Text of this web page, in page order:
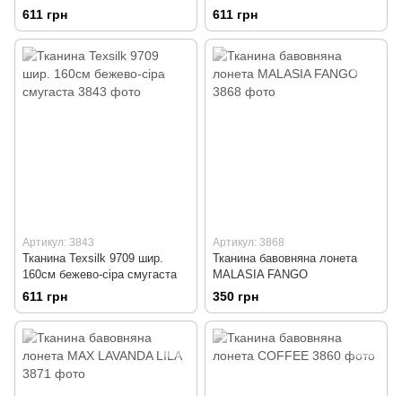
611 грн
смугаста
611 грн
Артикул: 3843
Тканина Texsilk 9709 шир.
160см бежево-сіра смугаста
611 грн
Артикул: 3868
Тканина бавовняна лонета
MALASIA FANGO
350 грн